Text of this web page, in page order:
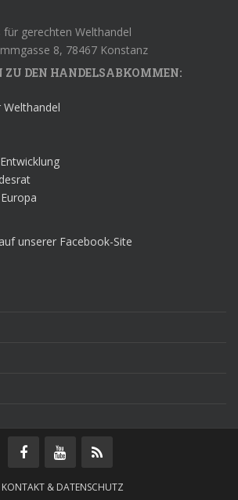
gerechten Welthandel
8, 78467 Konstanz
DEN HANDELSABKOMMEN:
unserer Facebook-Site
KONTAKT & DATENSCHUTZ